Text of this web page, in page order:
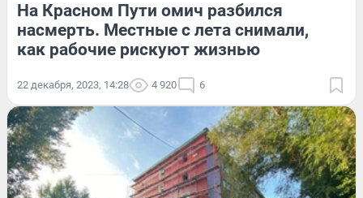
На Красном Пути омич разбился
насмерть. Местные с лета снимали,
как рабочие рискуют жизнью
22 декабря, 2023, 14:28 4 920 6